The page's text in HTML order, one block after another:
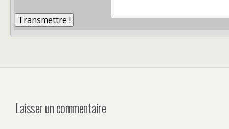
Laisser un commentaire